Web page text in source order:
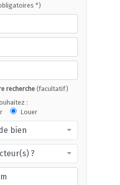
*)
recherche(facultatif)
:
Louer
bien
?